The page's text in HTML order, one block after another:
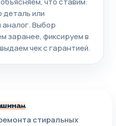
деталь или
аналог. Выбор
заранее, фиксируем в
чек с гарантией.
стиральных